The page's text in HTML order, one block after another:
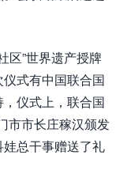
区”世界遗产授牌
式有中国联合国
仪式上，联合国
市市长庄稼汉颁发
总干事赠送了礼